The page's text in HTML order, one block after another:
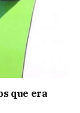
que era